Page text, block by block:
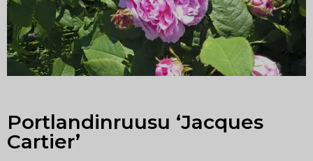
Portlandinruusu ‘Jacques
Cartier’